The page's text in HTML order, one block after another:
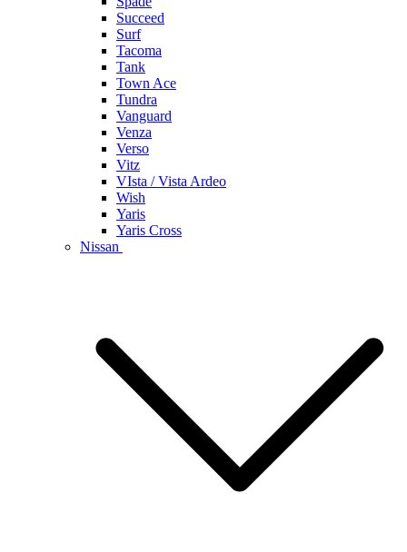
Succeed
Surf
Tacoma
Tank
Town Ace
Tundra
Vanguard
Venza
Verso
Vitz
VIsta / Vista Ardeo
Wish
Yaris
Yaris Cross
Nissan